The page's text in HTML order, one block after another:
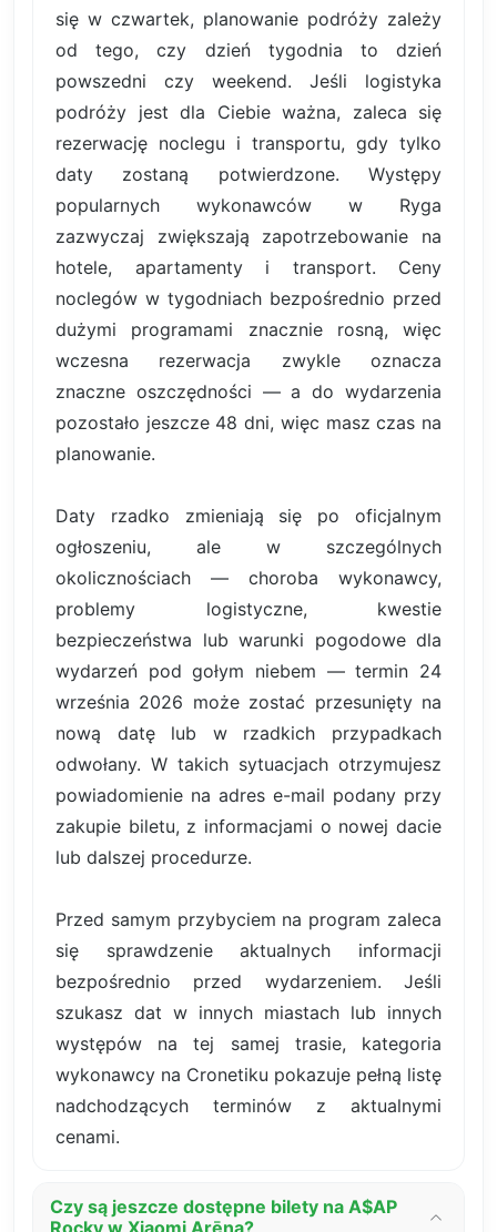
się w czwartek, planowanie podróży zależy
od tego, czy dzień tygodnia to dzień
powszedni czy weekend. Jeśli logistyka
podróży jest dla Ciebie ważna, zaleca się
rezerwację noclegu i transportu, gdy tylko
daty zostaną potwierdzone. Występy
popularnych wykonawców w Ryga
zazwyczaj zwiększają zapotrzebowanie na
hotele, apartamenty i transport. Ceny
noclegów w tygodniach bezpośrednio przed
dużymi programami znacznie rosną, więc
wczesna rezerwacja zwykle oznacza
znaczne oszczędności — a do wydarzenia
pozostało jeszcze 48 dni, więc masz czas na
planowanie.
Daty rzadko zmieniają się po oficjalnym
ogłoszeniu, ale w szczególnych
okolicznościach — choroba wykonawcy,
problemy logistyczne, kwestie
bezpieczeństwa lub warunki pogodowe dla
wydarzeń pod gołym niebem — termin 24
września 2026 może zostać przesunięty na
nową datę lub w rzadkich przypadkach
odwołany. W takich sytuacjach otrzymujesz
powiadomienie na adres e-mail podany przy
zakupie biletu, z informacjami o nowej dacie
lub dalszej procedurze.
Przed samym przybyciem na program zaleca
się sprawdzenie aktualnych informacji
bezpośrednio przed wydarzeniem. Jeśli
szukasz dat w innych miastach lub innych
występów na tej samej trasie, kategoria
wykonawcy na Cronetiku pokazuje pełną listę
nadchodzących terminów z aktualnymi
cenami.
Czy są jeszcze dostępne bilety na A$AP
Rocky w Xiaomi Arēna?